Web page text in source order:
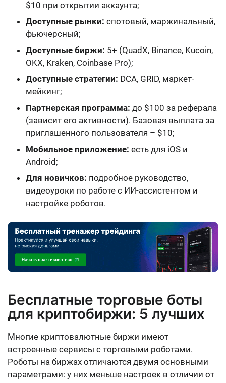
$10 при открытии аккаунта;
Доступные рынки: спотовый, маржинальный,
фьючерсный;
Доступные биржи: 5+ (QuadX, Binance, Kucoin,
OKX, Kraken, Coinbase Pro);
Доступные стратегии: DCA, GRID, маркет-
мейкинг;
Партнерская программа: до $100 за реферала
(зависит его активности). Базовая выплата за
приглашенного пользователя – $10;
Мобильное приложение: есть для iOS и
Android;
Для новичков: подробное руководство,
видеоуроки по работе с ИИ-ассистентом и
настройке роботов.
Бесплатные торговые боты
для криптобиржи: 5 лучших
Многие криптовалютные биржи имеют
встроенные сервисы с торговыми роботами.
Роботы на биржах отличаются двумя основными
параметрами: у них меньше настроек в отличии от